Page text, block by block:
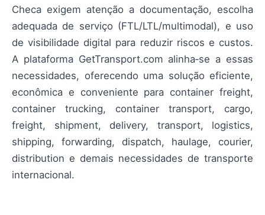
Checa exigem atenção a documentação, escolha
adequada de serviço (FTL/LTL/multimodal), e uso
de visibilidade digital para reduzir riscos e custos.
A plataforma GetTransport.com alinha‑se a essas
necessidades, oferecendo uma solução eficiente,
econômica e conveniente para container freight,
container trucking, container transport, cargo,
freight, shipment, delivery, transport, logistics,
shipping, forwarding, dispatch, haulage, courier,
distribution e demais necessidades de transporte
internacional.